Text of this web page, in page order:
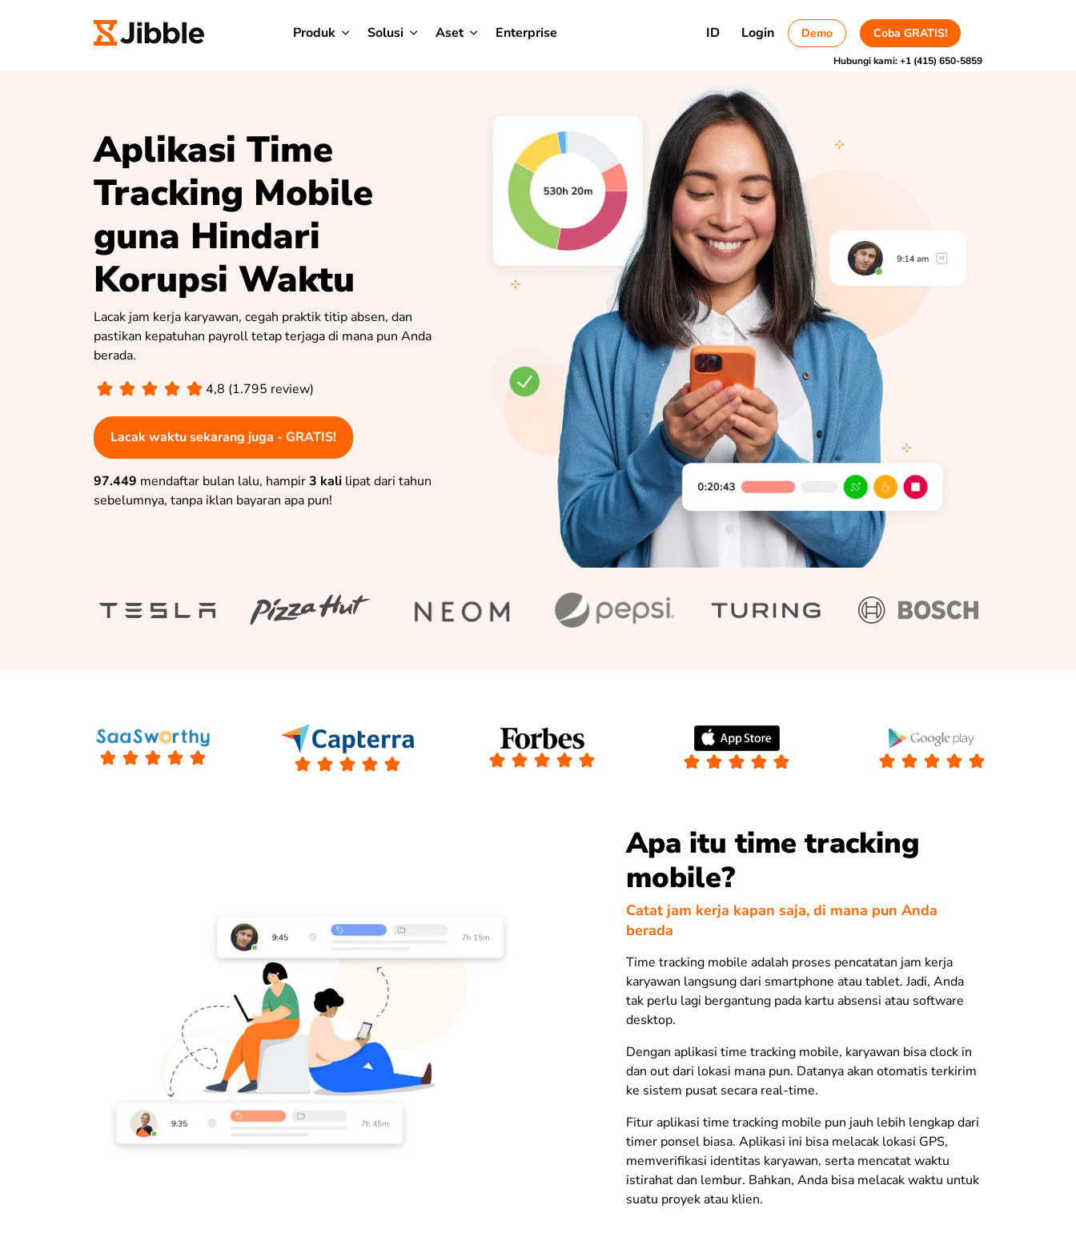
Produk Solusi Aset Enterprise ID Login Demo Coba GRATIS!
Hubungi kami:+1 (415) 650-5859
Aplikasi Time
Tracking Mobile
guna Hindari
Korupsi Waktu
Lacak jam kerja karyawan, cegah praktik titip absen, dan
pastikan kepatuhan payroll tetap terjaga di mana pun Anda
berada.
4,8 (1.795 review)
Lacak waktu sekarang juga - GRATIS!
97.449 mendaftar bulan lalu, hampir3 kali lipat dari tahun
sebelumnya, tanpa iklan bayaran apa pun!
Apa itu time tracking
mobile?
Catat jam kerja kapan saja, di mana pun Anda
berada
Time tracking mobile adalah proses pencatatan jam kerja
karyawan langsung dari smartphone atau tablet. Jadi, Anda
tak perlu lagi bergantung pada kartu absensi atau software
desktop.
Dengan aplikasi time tracking mobile, karyawan bisa clock in
dan out dari lokasi mana pun. Datanya akan otomatis terkirim
ke sistem pusat secara real-time.
Fitur aplikasi time tracking mobile pun jauh lebih lengkap dari
timer ponsel biasa. Aplikasi ini bisa melacak lokasi GPS,
memverifikasi identitas karyawan, serta mencatat waktu
istirahat dan lembur. Bahkan, Anda bisa melacak waktu untuk
suatu proyek atau klien.